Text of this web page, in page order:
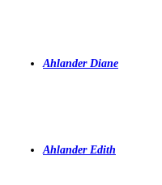
Ahlander Diane
Ahlander Edith